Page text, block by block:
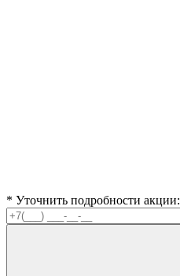
* Уточнить подробности акции: